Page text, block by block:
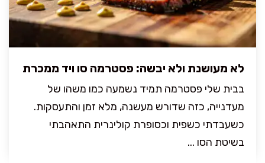
לא מעושנת ולא יבשה: פסטרמה סו ויד ממכרת
בבית שלי פסטרמה תמיד נשמעה כמו משהו של
מעדנייה, כזה שדורש מעשנה, מלא זמן והתעסקות.
כשעבדתי כשפית וכסופרת קולינרית התאהבתי
בשיטת הסו ...